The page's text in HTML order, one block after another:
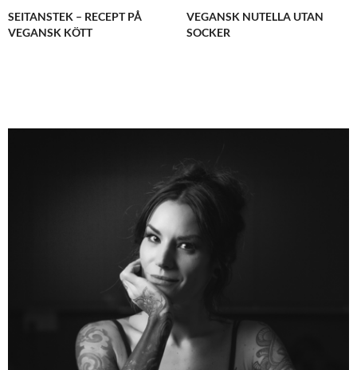
SEITANSTEK – RECEPT PÅ
VEGANSK KÖTT
VEGANSK NUTELLA UTAN
SOCKER